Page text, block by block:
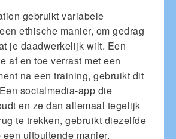
gebruikt variabele
ethische manier, om gedrag
je daadwerkelijk wilt. Een
af en toe verrast met een
na een training, gebruikt dit
socialmedia-app die
en ze dan allemaal tegelijk
te trekken, gebruikt diezelfde
uitbuitende manier.